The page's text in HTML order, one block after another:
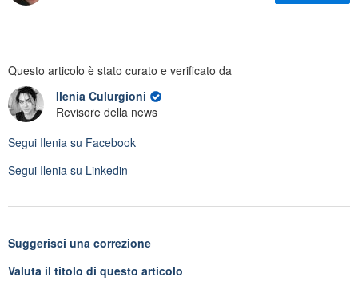
Questo articolo è stato curato e verificato da
Ilenia Culurgioni
Revisore della news
Segui Ilenia su Facebook
Segui Ilenia su Linkedin
Suggerisci una correzione
Valuta il titolo di questo articolo